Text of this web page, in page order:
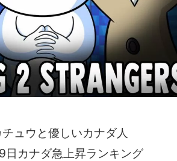
ュウと優しいカナダ人
日カナダ急上昇ランキング